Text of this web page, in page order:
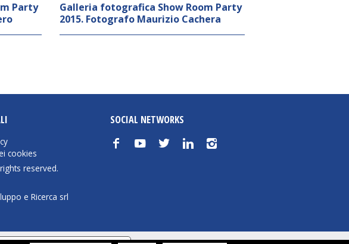
Party
Galleria fotografica Show Room Party
2015. Fotografo Maurizio Cachera
cookies
reserved.
e Ricerca srl
SOCIAL NETWORKS
f y t n i